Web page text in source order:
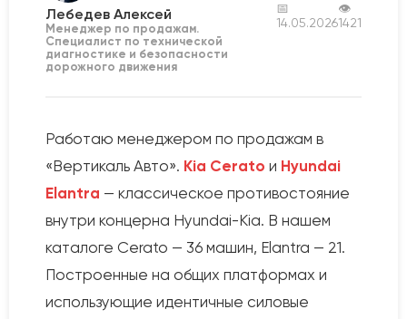
Лебедев Алексей
Менеджер по продажам.
Специалист по технической
диагностике и безопасности
дорожного движения
📅
14.05.2026
👁
1421
Работаю менеджером по продажам в
«Вертикаль Авто». Kia Cerato и Hyundai
Elantra — классическое противостояние
внутри концерна Hyundai-Kia. В нашем
каталоге Cerato — 36 машин, Elantra — 21.
Построенные на общих платформах и
использующие идентичные силовые